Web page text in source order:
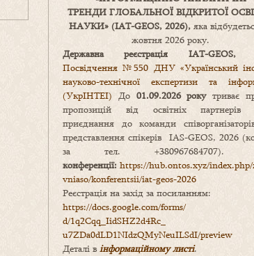
ТРЕНДИ ГЛОБАЛЬНОЇ ВІДКРИТОЇ
НАУКИ» (IAT-GEOS, 2026), яка
жовтня 2026 року.
Державна реєстрація IAT-GEOS,
Посвідчення №550 ДНУ «Український
науково-технічної експертизи та
(УкрІНТЕІ) До 01.09.2026 рокутриває
пропозицій від освітніх партнерів
приєднання до команди
представлення спікерів IAS-GEOS, 2026
за тел. +380967684707).
конференції: https://hub.ontos.xyz/index.php/
vniaso/konferentsii/iat-geos-2026
Реєстрація на захід за посиланням:
https://docs.google.com/forms/
d/1q2Cqq_IidSHZ2d4Rc_
u7ZDa0dLD1NIdzQMyNeuILSdI/preview
Деталі в інформаційному листі.